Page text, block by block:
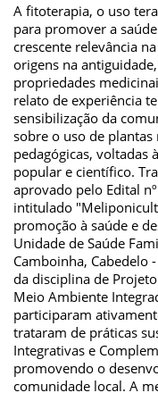
A fitoterapia, o uso
para promover a
crescente relevância
origens na
propriedades
relato de experiência
sensibilização da
sobre o uso de
pedagógicas, voltadas
popular e científico.
aprovado pelo Edital nº
intitulado
promoção à saúde e
Unidade de Saúde
Camboinha, Cabedelo
da disciplina de
Meio Ambiente
participaram
trataram de práticas
Integrativas e
promovendo o
comunidade local. A